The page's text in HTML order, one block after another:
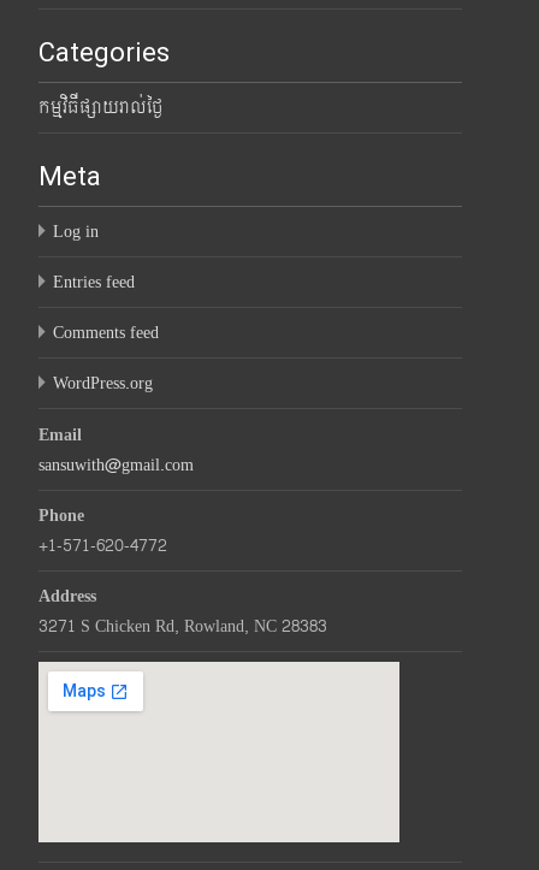
Categories
កម្មវិធីផ្សាយរាល់ថ្ងៃ
Meta
Log in
Entries feed
Comments feed
WordPress.org
Email
sansuwith@gmail.com
Phone
+1-571-620-4772
Address
3271 S Chicken Rd, Rowland, NC 28383